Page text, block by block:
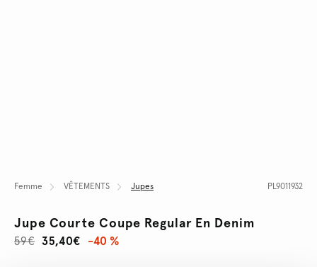
Femme VÊTEMENTS Jupes PL9011932
Jupe Courte Coupe Regular En Denim
35,40€
59€ -40 %